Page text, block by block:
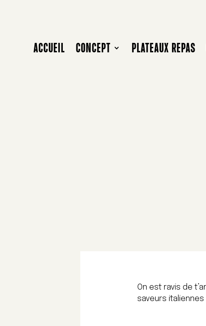
ACCUEIL CONCEPT PLATEAUX REPAS
On est ravis de
saveurs